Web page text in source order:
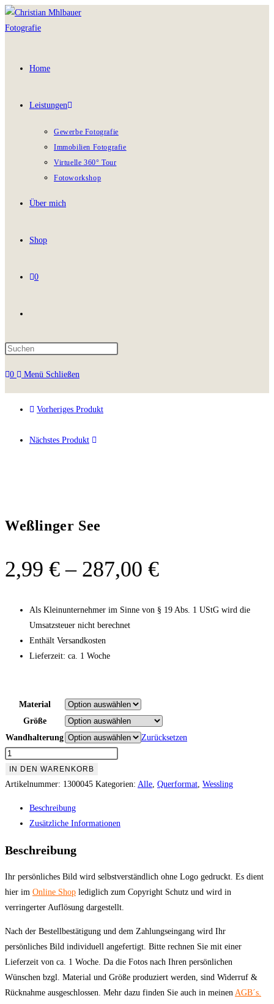
Home
Leistungen
Gewerbe Fotografie
Immobilien Fotografie
Virtuelle 360° Tour
Fotoworkshop
Über mich
Shop
0
0 Menü Schließen
Vorheriges Produkt
Nächstes Produkt
Weßlinger See
2,99 € – 287,00 €
Als Kleinunternehmer im Sinne von § 19 Abs. 1 UStG wird die
Umsatzsteuer nicht berechnet
Enthält Versandkosten
Lieferzeit: ca. 1 Woche
Material
Größe
Wandhalterung
Zurücksetzen
IN DEN WARENKORB
Artikelnummer: 1300045 Kategorien: Alle, Querformat, Wessling
Beschreibung
Zusätzliche Informationen
Beschreibung
Ihr persönliches Bild wird selbstverständlich ohne Logo gedruckt. Es dient
hier im Online Shop lediglich zum Copyright Schutz und wird in
verringerter Auflösung dargestellt.
Nach der Bestellbestätigung und dem Zahlungseingang wird Ihr
persönliches Bild individuell angefertigt. Bitte rechnen Sie mit einer
Lieferzeit von ca. 1 Woche. Da die Fotos nach Ihren persönlichen
Wünschen bzgl. Material und Größe produziert werden, sind Widerruf &
Rücknahme ausgeschlossen. Mehr dazu finden Sie auch in meinen AGB´s.